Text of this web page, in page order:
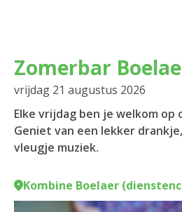
Zomerbar
vrijdag 21 augustus 2026
Elke vrijdag ben je welkom op
Geniet van een lekker
vleugje muziek.
Kombine Boelaer